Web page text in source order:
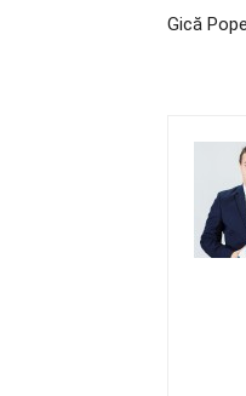
Gică